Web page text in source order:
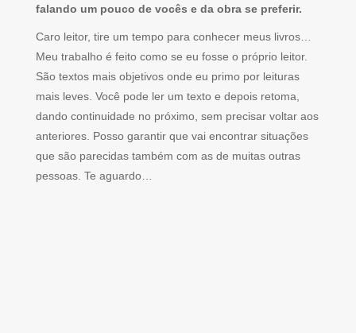
falando um pouco de vocês e da obra se preferir.
Caro leitor, tire um tempo para conhecer meus livros…
Meu trabalho é feito como se eu fosse o próprio leitor.
São textos mais objetivos onde eu primo por leituras
mais leves. Você pode ler um texto e depois retoma,
dando continuidade no próximo, sem precisar voltar aos
anteriores. Posso garantir que vai encontrar situações
que são parecidas também com as de muitas outras
pessoas. Te aguardo…